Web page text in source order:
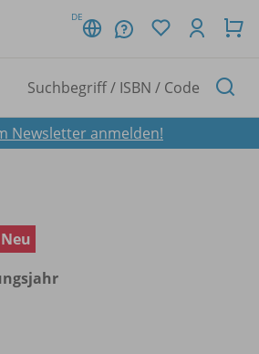
DE
Newsletter anmelden!
Neu